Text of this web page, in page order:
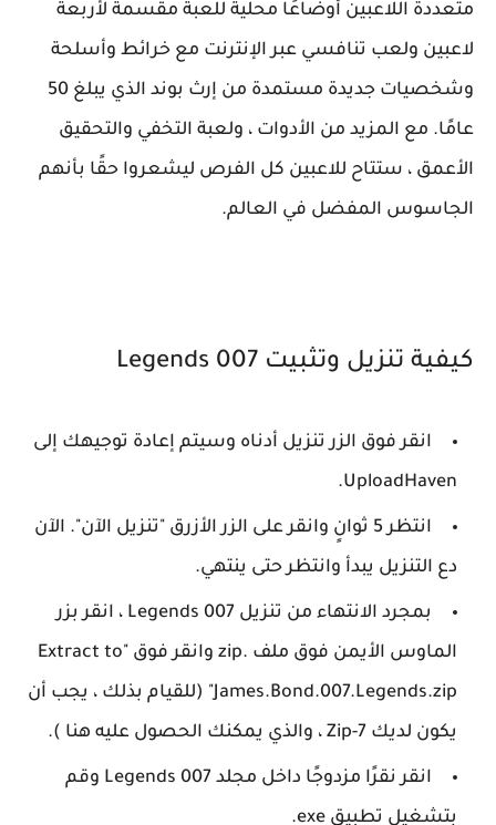
متعددة اللاعبين أوضاعًا محلية للعبة مقسمة لأربعة
لاعبين ولعب تنافسي عبر الإنترنت مع خرائط وأسلحة
وشخصيات جديدة مستمدة من إرث بوند الذي يبلغ 50
عامًا. مع المزيد من الأدوات ، ولعبة التخفي والتحقيق
الأعمق ، ستتاح للاعبين كل الفرص ليشعروا حقًا بأنهم
الجاسوس المفضل في العالم.
كيفية تنزيل وتثبيت 007 Legends
انقر فوق الزر تنزيل أدناه وسيتم إعادة توجيهك إلى
UploadHaven.
انتظر 5 ثوانٍ وانقر على الزر الأزرق "تنزيل الآن". الآن
دع التنزيل يبدأ وانتظر حتى ينتهي.
بمجرد الانتهاء من تنزيل 007 Legends ، انقر بزر
الماوس الأيمن فوق ملف .zip وانقر فوق "Extract to
James.Bond.007.Legends.zip" (للقيام بذلك ، يجب أن
يكون لديك 7-Zip ، والذي يمكنك الحصول عليه هنا ).
انقر نقرًا مزدوجًا داخل مجلد 007 Legends وقم
بتشغيل تطبيق exe.